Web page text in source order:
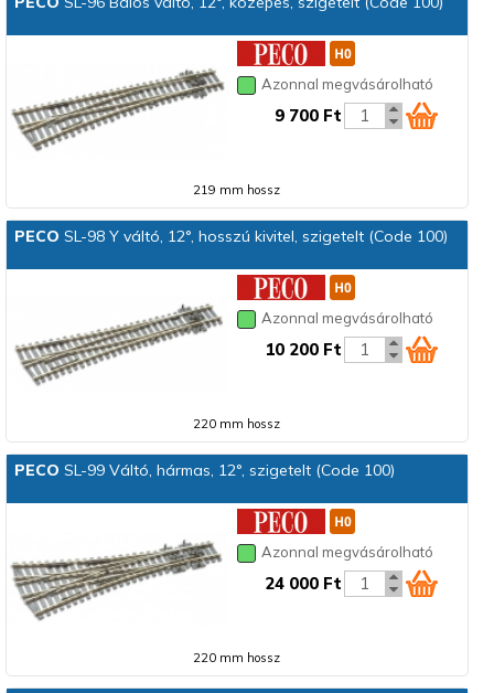
Azonnal megvásárolható
9 700 Ft
219 mm hossz
PECO SL-98 Y váltó, 12°, hosszú kivitel, szigetelt (Code 100)
Azonnal megvásárolható
10 200 Ft
220 mm hossz
PECO SL-99 Váltó, hármas, 12°, szigetelt (Code 100)
Azonnal megvásárolható
24 000 Ft
220 mm hossz